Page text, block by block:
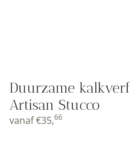
Duurzame
Artisan Stucco
vanaf€35,66